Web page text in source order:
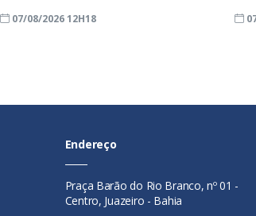
07/08/2026 12H18
Endereço
Praça Barão do Rio Branco, nº 01 -
Centro, Juazeiro - Bahia